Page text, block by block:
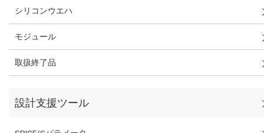
シリコンウエハ
モジュール
取扱終了品
設計支援ツール